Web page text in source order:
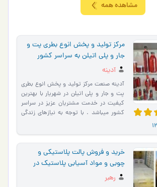
مشاهده همه
مرکز تولید و پخش انوع بطری پت و
جار و پلی اتیلن به سراسر کشور
آدینه
آدینه صنعت مرکز تولید و پخش انوع بطری
پت و جار و پلی اتیلن در شهریار با بهترین
کیفیت در خدمت مشتریان عزیز در سراسر
کشور میباشد . با توجه به نیازهای زندگی
خرید و فروش پالت پلاستیکی و
چوبی و مواد آسیابی پلاستیک در
تهران
رهبر